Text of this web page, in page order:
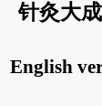
针灸大
English